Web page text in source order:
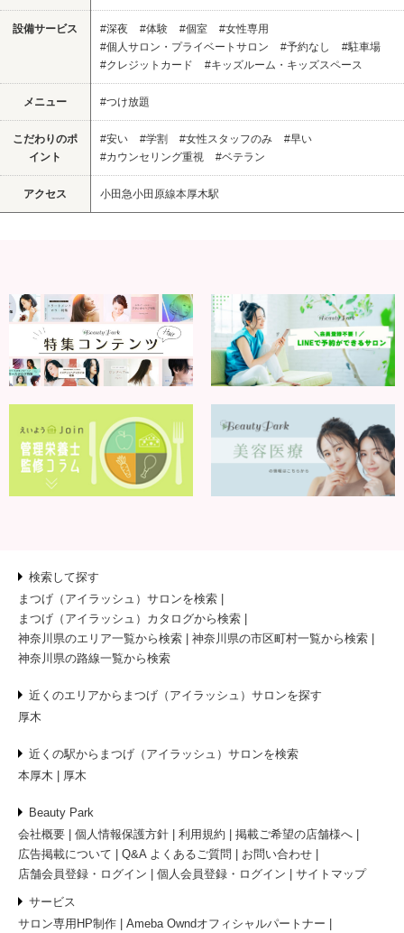
設備サービス #深夜 #体験 #個室
#女性専用
#個人サロン・プライベートサロン
#予約なし
#駐車場
#クレジットカード
#キッズルーム・キッズスペース
メニュー #つけ放題
こだわりのポ
イント
#安い #学割 #女性スタッフのみ
#早い
#カウンセリング重視
#ベテラン
アクセス 小田急小田原線本厚木駅
検索して探す
まつげ（アイラッシュ）サロンを検索
まつげ（アイラッシュ）カタログから検索
神奈川県のエリア一覧から検索
神奈川県の市区町村一覧から検索
神奈川県の路線一覧から検索
近くのエリアからまつげ（アイラッシュ）サロンを探す
厚木
近くの駅からまつげ（アイラッシュ）サロンを検索
本厚木
厚木
Beauty Park
会社概要
個人情報保護方針 利用規約
掲載ご希望の店舗様へ
広告掲載について
Q&A よくあるご質問
お問い合わせ
店舗会員登録・ログイン
個人会員登録・ログイン サイトマップ
サービス
サロン専用HP制作
Ameba Owndオフィシャルパートナー